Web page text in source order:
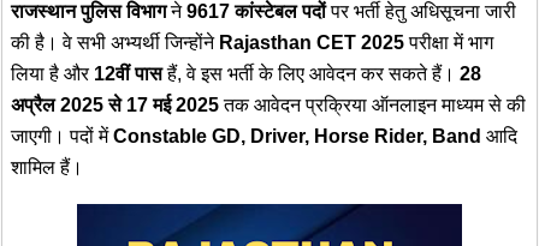
राजस्थान पुलिस विभागने9617 कांस्टेबल पदोंपर भर्ती हेतु अधिसूचना जारी
की है। वे सभी अभ्यर्थी जिन्होंने Rajasthan CET 2025परीक्षा में भाग
लिया है और 12वीं पासहैं, वे इस भर्ती के लिए आवेदन कर सकते हैं। 28
अप्रैल 2025 से 17 मई 2025तक आवेदन प्रक्रिया ऑनलाइन माध्यम से की
जाएगी। पदों मेंConstable GD, Driver, Horse Rider, Band आदि
शामिल हैं।